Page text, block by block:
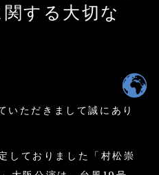
new new new new new
する大切な
いただきまして誠にあり
しておりました「村松崇